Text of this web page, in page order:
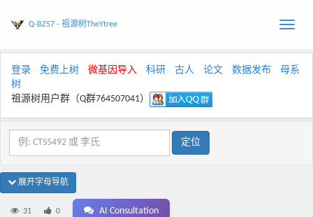
Toggle
Q-BZ57 - 祖源树TheYtree
登录 免费上树 微基因导入 科研 古人 论文 数据发布
母系
树
祖源树用户群（Q群764507041）
展开字母导航
31 0 AI Consultation